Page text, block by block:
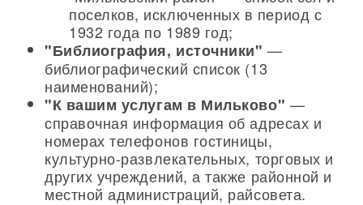
поселков, исключенных в период с
1932 года по 1989 год;
"Библиография, источники" —
библиографический список (13
наименований);
"К вашим услугам в Мильково" —
справочная информация об адресах и
номерах телефонов гостиницы,
культурно-развлекательных, торговых и
других учреждений, а также районной и
местной администраций, райсовета.